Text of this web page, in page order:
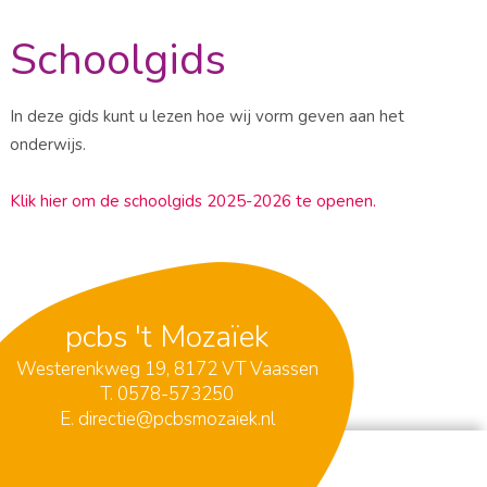
Schoolgids
In deze gids kunt u lezen hoe wij vorm geven aan het
onderwijs.
Klik hier om de schoolgids 2025-2026 te openen.
pcbs 't Mozaïek
Westerenkweg 19, 8172 VT Vaassen
T.0578-573250
E. directie@pcbsmozaiek.nl